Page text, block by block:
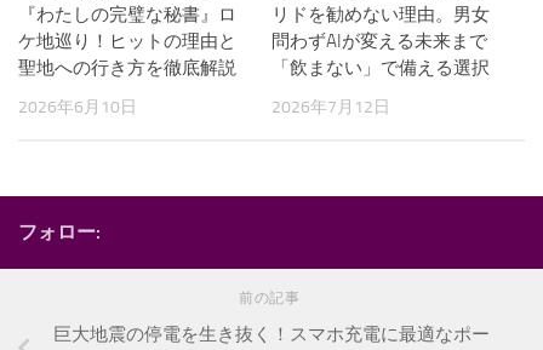
『わたしの完璧な秘書』ロ
ケ地巡り！ヒットの理由と
聖地への行き方を徹底解説
2026年6月10日
リドを勧めない理由。男女
問わずAIが変える未来まで
「飲まない」で備える選択
2026年7月12日
フォロー:
前の記事
巨大地震の停電を生き抜く！スマホ充電に最適なポー